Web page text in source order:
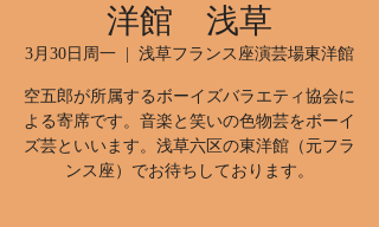
洋館 浅草
3月30日周一 浅草フランス座演芸場東洋館
空五郎が所属するボーイズバラエティ協会に
よる寄席です。音楽と笑いの色物芸をボーイ
ズ芸といいます。浅草六区の東洋館（元フラ
ンス座）でお待ちしております。